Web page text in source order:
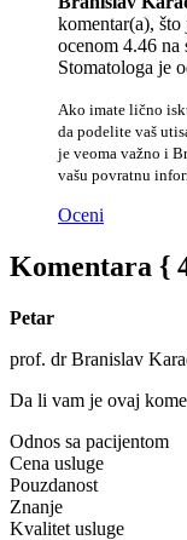
komentar(a),
ocenom 4.46 na
Stomatologa je
Ako imate lično
da podelite vaš
je veoma važno i
vašu povratnu
Oceni
Komentara {
Petar
prof. dr Branislav
Da li vam je ovaj
Odnos sa pacijentom
Cena usluge
Pouzdanost
Znanje
Kvalitet usluge